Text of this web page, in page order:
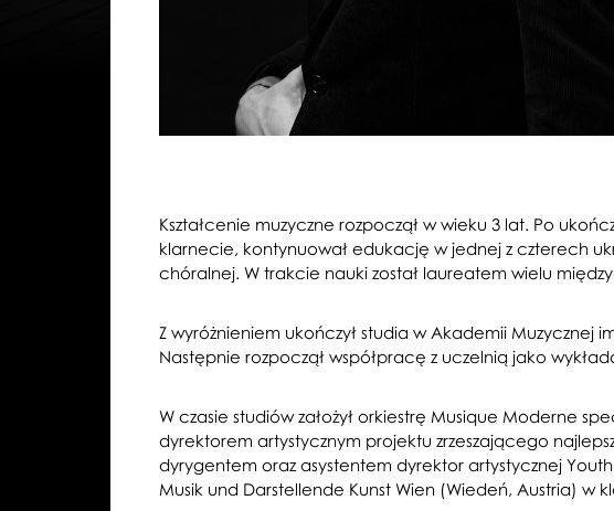
Kształcenie muzyczne rozpoczął w wieku 3 lat. Po
klarnecie, kontynuował edukację w jednej z czterech
chóralnej. W trakcie nauki został laureatem wielu
Z wyróżnieniem ukończył studia w Akademii
Następnie rozpoczął współpracę z uczelnią jako
W czasie studiów założył orkiestrę Musique Moderne
dyrektorem artystycznym projektu zrzeszającego
dyrygentem oraz asystentem dyrektor artystycznej
Musik und Darstellende Kunst Wien (Wiedeń, Austria) w